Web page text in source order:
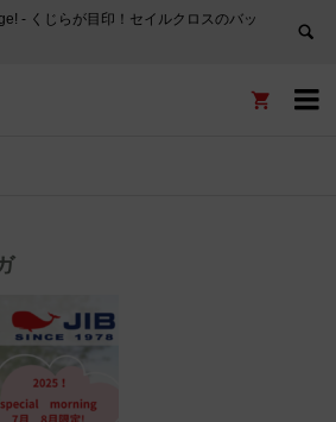
‐ くじらが目印！セイルクロスのバッ

